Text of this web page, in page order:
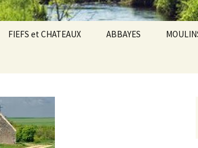
Baronnie de Toucy
FIEFS et CHATEAUX ABBAYES